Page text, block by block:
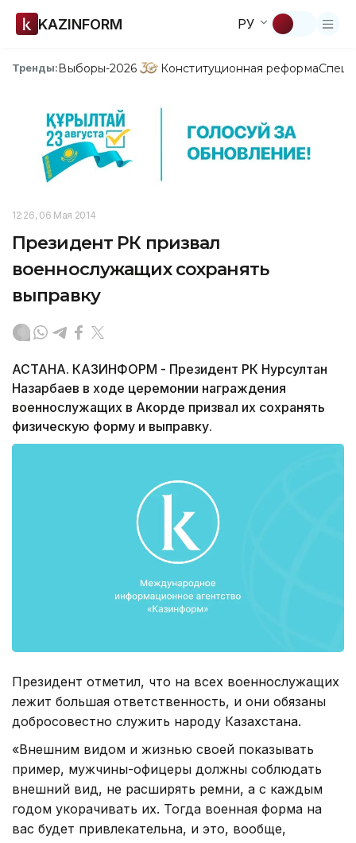
KAZINFORM РУ
Тренды:Выборы-2026 Конституционная реформа
12:26, 06 Мая 2014
Президент РК призвал
военнослужащих сохранять
выправку
АСТАНА. КАЗИНФОРМ - Президент РК Нурсултан
Назарбаев в ходе церемонии награждения
военнослужащих в Акорде призвал их сохранять
физическую форму и выправку.
Президент отметил, что на всех военнослужащих
лежит большая ответственность, и они обязаны
добросовестно служить народу Казахстана.
«Внешним видом и жизнью своей показывать
пример, мужчины-офицеры должны соблюдать
внешний вид, не расширять ремни, а с каждым
годом укорачивать их. Тогда военная форма на
вас будет привлекательна, и это, вообще,